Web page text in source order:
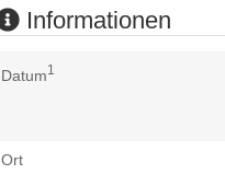
Informationen
Datum1
Ort